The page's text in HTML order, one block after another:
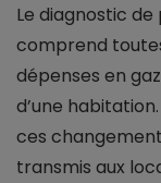
Le diagnostic
comprend
dépenses en
d’une
ces
transmis aux